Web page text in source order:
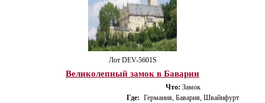
Лот DEV-5601S
Великолепный замок в Баварии
Что: Замок
Где: Германия, Бавария, Швайнфурт